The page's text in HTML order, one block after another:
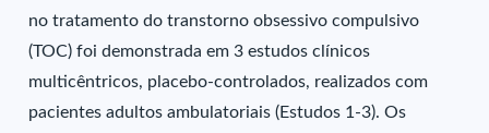
no tratamento do transtorno obsessivo compulsivo
(TOC) foi demonstrada em 3 estudos clínicos
multicêntricos, placebo-controlados, realizados com
pacientes adultos ambulatoriais (Estudos 1-3). Os